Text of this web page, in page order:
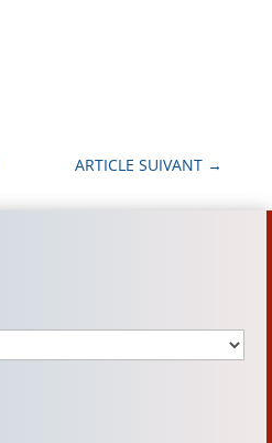
ARTICLE SUIVANT →